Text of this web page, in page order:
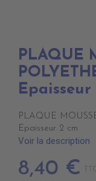
PLAQUE
Epaisseur
PLAQUE
Epaisseur 2 cm
Voir la description
8,40 €